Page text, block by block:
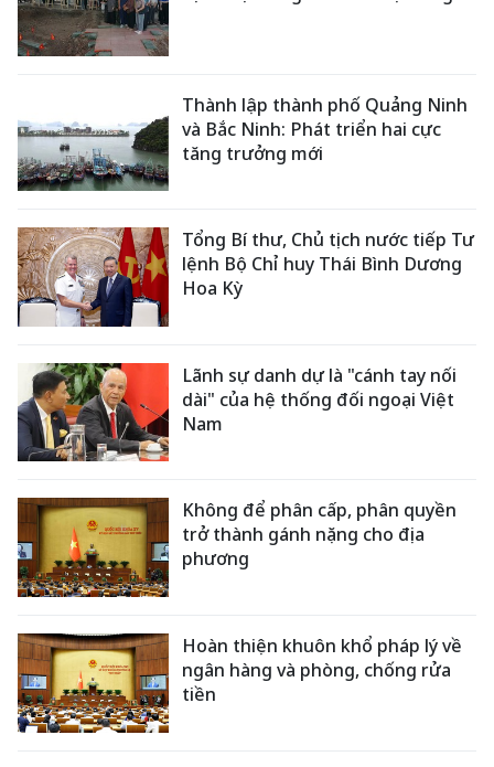
Thành lập thành phố Quảng Ninh
và Bắc Ninh: Phát triển hai cực
tăng trưởng mới
Tổng Bí thư, Chủ tịch nước tiếp Tư
lệnh Bộ Chỉ huy Thái Bình Dương
Hoa Kỳ
Lãnh sự danh dự là "cánh tay nối
dài" của hệ thống đối ngoại Việt
Nam
Không để phân cấp, phân quyền
trở thành gánh nặng cho địa
phương
Hoàn thiện khuôn khổ pháp lý về
ngân hàng và phòng, chống rửa
tiền